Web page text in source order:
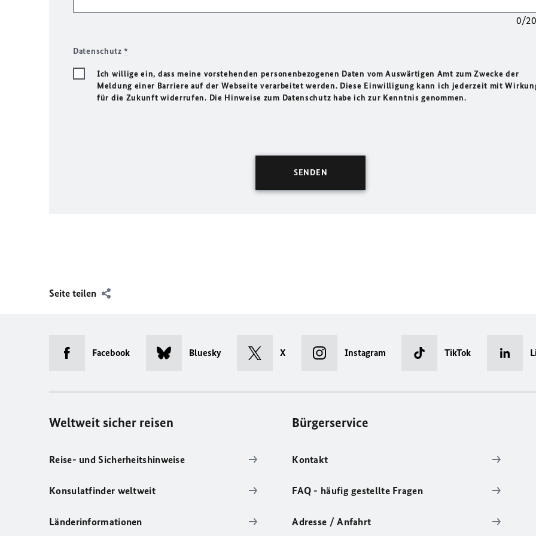
0/
Datenschutz*
Ich willige ein, dass meine vorstehenden personenbezogenen Daten vom Auswärtigen Amt zum Zwecke der
Meldung einer Barriere auf der Webseite verarbeitet werden. Diese Einwilligung kann ich jederzeit mit
für die Zukunft widerrufen. Die Hinweise zum Datenschutz habe ich zur Kenntnis genommen.
Seite teilen
Facebook Bluesky X Instagram TikTok
Weltweit sicher reisen
Reise- und Sicherheitshinweise
Konsulatfinder weltweit
Länderinformationen
Bürgerservice
Kontakt
FAQ - häufig gestellte Fragen
Adresse / Anfahrt